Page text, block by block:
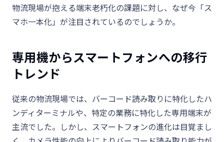
物流現場が抱える端末老朽化の課題に対し、なぜ今「ス
マホ一本化」が注目されているのでしょうか。
専用機からスマートフォンへの移行
トレンド
従来の物流現場では、バーコード読み取りに特化したハ
ンディターミナルや、特定の業務に特化した専用端末が
主流でした。しかし、スマートフォンの進化は目覚まし